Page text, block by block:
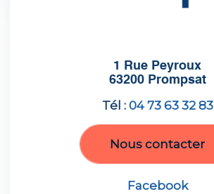
1 Rue Peyroux
63200 Prompsat
Tél : 04 73 63 32 83
Nous contacter
Facebook